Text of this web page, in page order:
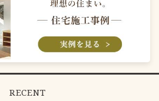
RECENT